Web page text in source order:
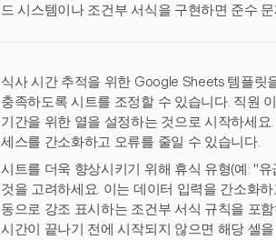
드 시스템이나 조건부 서식을 구현하면 준수
식사 시간 추적을 위한 Google Sheets 템플릿
충족하도록 시트를 조정할 수 있습니다. 직원
기간을 위한 열을 설정하는 것으로 시작하세
세스를 간소화하고 오류를 줄일 수 있습니다.
시트를 더욱 향상시키기 위해 휴식 유형(예: "
것을 고려하세요. 이는 데이터 입력을 간소화
동으로 강조 표시하는 조건부 서식 규칙을 포
시간이 끝나기 전에 시작되지 않으면 해당 셀